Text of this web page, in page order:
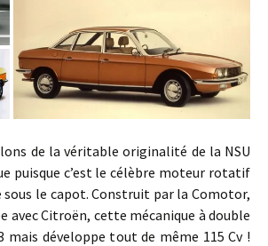
la véritable originalité de la NSU
puisque c’est le célèbre moteur rotatif
sous le capot. Construit par la Comotor,
avec Citroën, cette mécanique à double
mais développe tout de même 115 Cv !